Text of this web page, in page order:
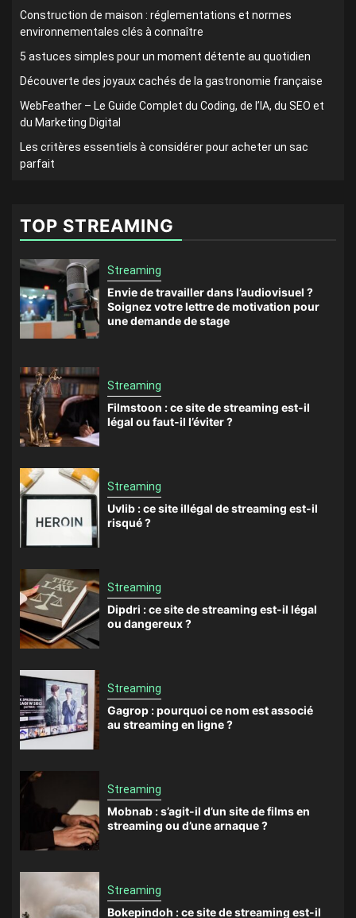
Construction de maison : réglementations et normes
environnementales clés à connaître
5 astuces simples pour un moment détente au quotidien
Découverte des joyaux cachés de la gastronomie française
WebFeather – Le Guide Complet du Coding, de l’IA, du SEO et
du Marketing Digital
Les critères essentiels à considérer pour acheter un sac
parfait
TOP STREAMING
Streaming
Envie de travailler dans l’audiovisuel ?
Soignez votre lettre de motivation pour
une demande de stage
Streaming
Filmstoon : ce site de streaming est-il
légal ou faut-il l’éviter ?
Streaming
Uvlib : ce site illégal de streaming est-il
risqué ?
Streaming
Dipdri : ce site de streaming est-il légal
ou dangereux ?
Streaming
Gagrop : pourquoi ce nom est associé
au streaming en ligne ?
Streaming
Mobnab : s’agit-il d’un site de films en
streaming ou d’une arnaque ?
Streaming
Bokepindoh : ce site de streaming est-il